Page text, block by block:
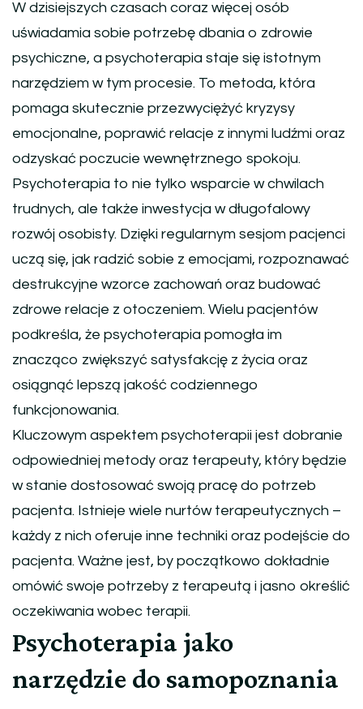
W dzisiejszych czasach coraz więcej osób
uświadamia sobie potrzebę dbania o zdrowie
psychiczne, a psychoterapia staje się istotnym
narzędziem w tym procesie. To metoda, która
pomaga skutecznie przezwyciężyć kryzysy
emocjonalne, poprawić relacje z innymi ludźmi oraz
odzyskać poczucie wewnętrznego spokoju.
Psychoterapia to nie tylko wsparcie w chwilach
trudnych, ale także inwestycja w długofalowy
rozwój osobisty. Dzięki regularnym sesjom pacjenci
uczą się, jak radzić sobie z emocjami, rozpoznawać
destrukcyjne wzorce zachowań oraz budować
zdrowe relacje z otoczeniem. Wielu pacjentów
podkreśla, że psychoterapia pomogła im
znacząco zwiększyć satysfakcję z życia oraz
osiągnąć lepszą jakość codziennego
funkcjonowania.
Kluczowym aspektem psychoterapii jest dobranie
odpowiedniej metody oraz terapeuty, który będzie
w stanie dostosować swoją pracę do potrzeb
pacjenta. Istnieje wiele nurtów terapeutycznych –
każdy z nich oferuje inne techniki oraz podejście do
pacjenta. Ważne jest, by początkowo dokładnie
omówić swoje potrzeby z terapeutą i jasno określić
oczekiwania wobec terapii.
Psychoterapia jako
narzędzie do samopoznania